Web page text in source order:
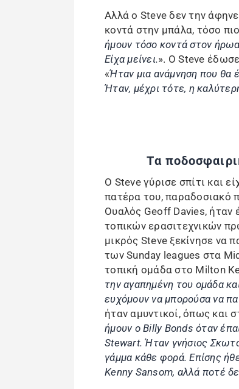
Αλλά ο Steve δεν την
κοντά στην μπάλα, τόσο
ήμουν τόσο κοντά στον
Είχα μείνει.». Ο Steve
«Ήταν μια ανάμνηση που θα
Ήταν, μέχρι τότε, η
Τα
Ο Steve γύρισε σπίτι και
πατέρα του, παραδοσιακό
Ουαλός Geoff Davies, ήταν
τοπικών ερασιτεχνικών
μικρός Steve ξεκίνησε να
των Sunday leagues στα
τοπική ομάδα στο Milton
την αγαπημένη του ομάδα
ευχόμουν να μπορούσα να
ήταν αμυντικοί, όπως και
ήμουν ο Billy Bonds όταν
Stewart. Ήταν γνήσιος
γάμμα κάθε φορά. Επίσης
Kenny Sansom, αλλά ποτέ